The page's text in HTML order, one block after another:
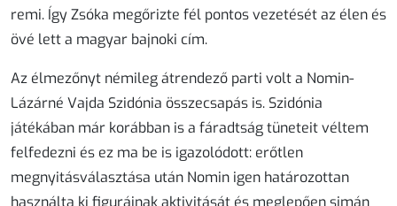
remi. Így Zsóka megőrizte fél pontos vezetését az élen és
övé lett a magyar bajnoki cím.
Az élmezőnyt némileg átrendező parti volt a Nomin-
Lázárné Vajda Szidónia összecsapás is. Szidónia
játékában már korábban is a fáradtság tüneteit véltem
felfedezni és ez ma be is igazolódott: erőtlen
megnyitásválasztása után Nomin igen határozottan
használta ki figuráinak aktivitását és meglepően simán